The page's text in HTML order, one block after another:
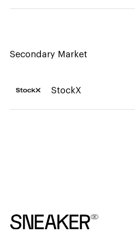
Secondary Market
StockX